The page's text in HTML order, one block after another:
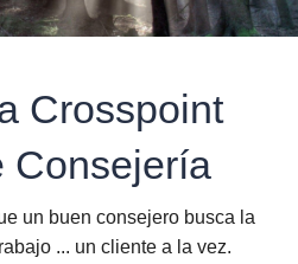
Crosspoint
Consejería
un buen consejero busca la
... un cliente a la vez.